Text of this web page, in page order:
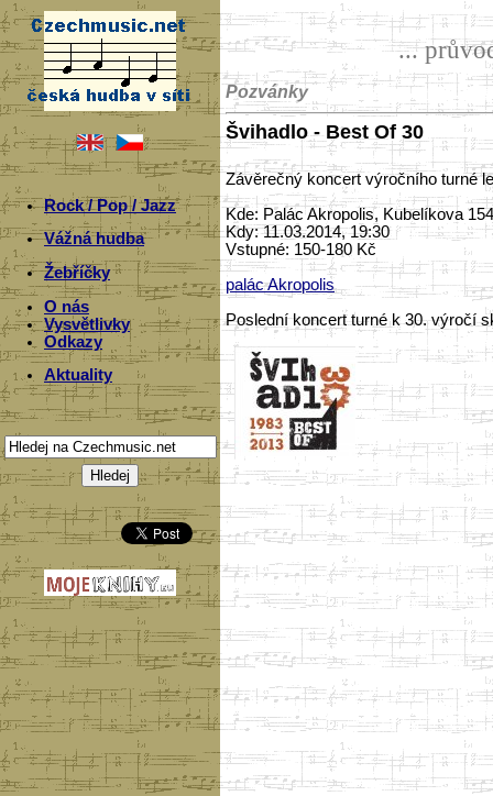
Rock / Pop / Jazz
Vážná hudba
Žebříčky
O nás
Vysvětlivky
Odkazy
Aktuality
...
Pozvánky
Švihadlo - Best Of 30
Závěrečný koncert výročního turné
Kde: Palác Akropolis, Kubelíkova
Kdy: 11.03.2014, 19:30
Vstupné: 150-180 Kč
palác Akropolis
Poslední koncert turné k 30. výročí